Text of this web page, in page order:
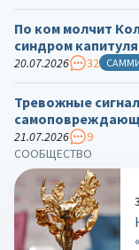
СООБЩЕСТВО
По ком молчит
синдром
20.07.2026 32
Тревожные
21.07.2026 9